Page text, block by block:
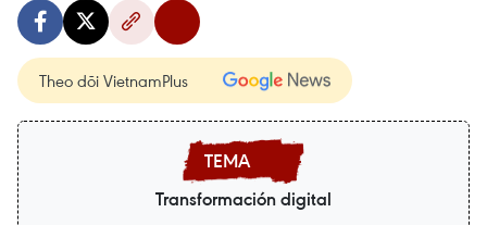
Theo dõi VietnamPlus
Transformación digital